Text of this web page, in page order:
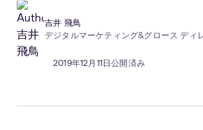
吉井 飛鳥
デジタルマーケティング&グロース ディ
2019年12月11日公開済み